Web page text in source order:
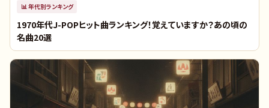
📊 年代別ランキング
1970年代J-POPヒット曲ランキング！覚えていますか？あの頃の
名曲20選